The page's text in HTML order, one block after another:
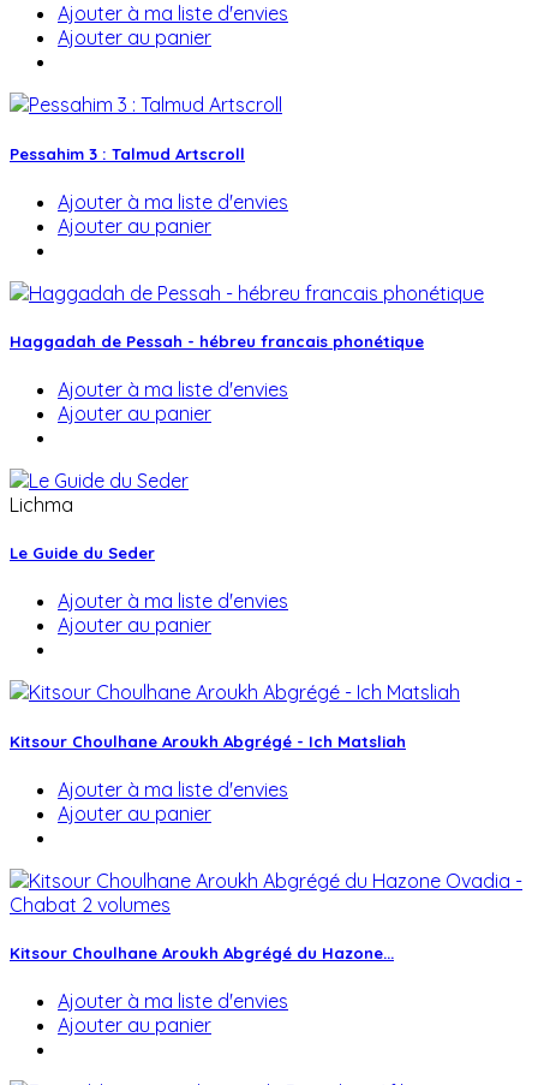
Ajouter à ma liste d'envies
Ajouter au panier
Pessahim 3 : Talmud Artscroll
Ajouter à ma liste d'envies
Ajouter au panier
Haggadah de Pessah - hébreu francais phonétique
Ajouter à ma liste d'envies
Ajouter au panier
Lichma
Le Guide du Seder
Ajouter à ma liste d'envies
Ajouter au panier
Kitsour Choulhane Aroukh Abgrégé - Ich Matsliah
Ajouter à ma liste d'envies
Ajouter au panier
Kitsour Choulhane Aroukh Abgrégé du Hazone...
Ajouter à ma liste d'envies
Ajouter au panier